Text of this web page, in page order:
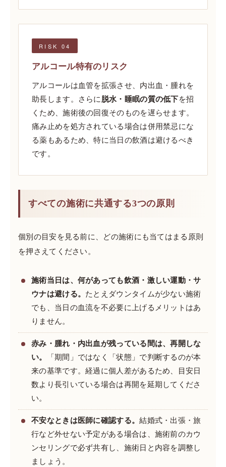
RISK 04
アルコール特有のリスク
アルコールは血管を拡張させ、内出血・腫れを
助長します。さらに 脱水・睡眠の質の低下を招
くため、施術後の回復そのものを遅らせます。
痛み止めを処方されている場合は併用禁忌にな
る薬もあるため、特に当日の飲酒は避けるべき
です。
すべての施術に共通する3つの原則
個別の目安を見る前に、どの施術にも当てはまる原則
を押さえてください。
施術当日は、何があっても飲酒・激しい運動・サ
ウナは避ける。 たとえダウンタイムが少ない施術
でも、当日の血流を不必要に上げるメリットはあ
りません。
赤み・腫れ・内出血が残っている間は、再開しな
い。
「期間」ではなく「状態」で判断するのが本
来の基準です。経過に個人差があるため、目安日
数より長引いている場合は再開を延期してくださ
い。
不安なときは医師に確認する。結婚式・出張・旅
行など外せない予定がある場合は、施術前のカウ
ンセリングで必ず共有し、施術日と内容を調整し
ましょう。